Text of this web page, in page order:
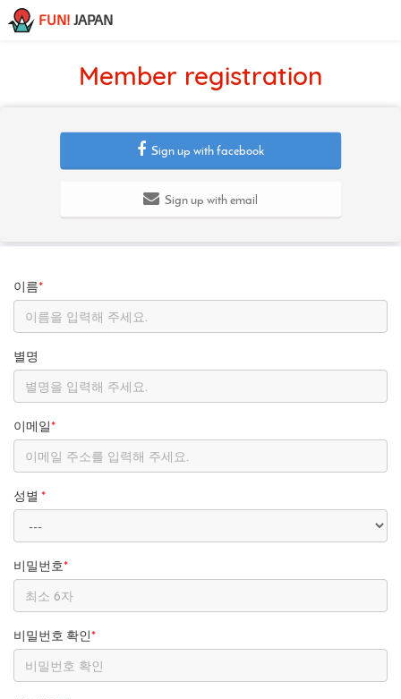
FUN! JAPAN
Member registration
Sign up with facebook
Sign up with email
이름*
별명
이메일 *
성별 *
비밀번호*
비밀번호 확인 *